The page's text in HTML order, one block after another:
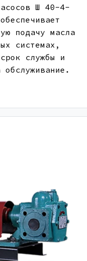
Ш 40-4-
подачу масла
системах,
службы и